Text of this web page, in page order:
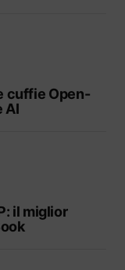
cuffie Open-
AI
il miglior